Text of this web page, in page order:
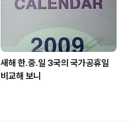
새해 한.중.일 3국의 국가공휴일
비교해 보니